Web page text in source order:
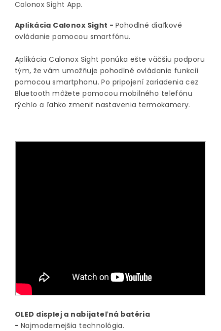
Calonox Sight App.
Aplikácia Calonox Sight - Pohodlné diaľkové
ovládanie pomocou smartfónu.
Aplikácia Calonox Sight ponúka ešte väčšiu podporu
tým, že vám umožňuje pohodlné ovládanie funkcií
pomocou smartphonu. Po pripojení zariadenia cez
Bluetooth môžete pomocou mobilného telefónu
rýchlo a ľahko zmeniť nastavenia termokamery.
OLED displej a nabíjateľná batéria
- Najmodernejšia technológia.